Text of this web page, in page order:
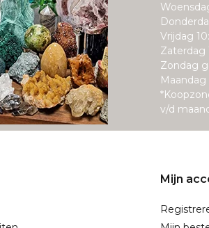
Vrijdag
Zaterdag
Zondag
Maandag
v/d
Mijn